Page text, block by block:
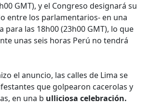
GMT), y el Congreso designará su
entre los parlamentarios- en una
para las 18h00 (23h00 GMT), lo que
unas seis horas Perú no tendrá
el anuncio, las calles de Lima se
que golpearon cacerolas y
en una b ulliciosa celebración.